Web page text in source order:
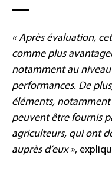
« Après évaluation,
comme plus
notamment au
performances. De
éléments, notamment
peuvent être fournis
agriculteurs, qui ont
auprès d’eux »,